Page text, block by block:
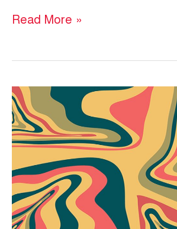
Read More »
মাইক্রোফিকশন
(৪১-৪৩)